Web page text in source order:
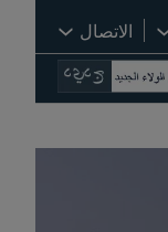
الاتصال